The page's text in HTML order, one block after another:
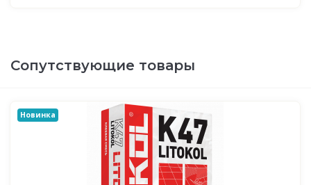
Сопутствующие товары
Новинка